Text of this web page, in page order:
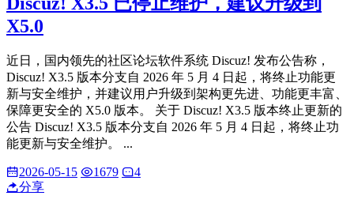
X5.0
近日，国内领先的社区论坛软件系统 Discuz! 发布公告称，
Discuz! X3.5 版本分支自 2026 年 5 月 4 日起，将终止功能更
新与安全维护，并建议用户升级到架构更先进、功能更丰富、
保障更安全的 X5.0 版本。 关于 Discuz! X3.5 版本终止更新的
公告 Discuz! X3.5 版本分支自 2026 年 5 月 4 日起，将终止功
能更新与安全维护。 ...
2026-05-15 1679
4
分享